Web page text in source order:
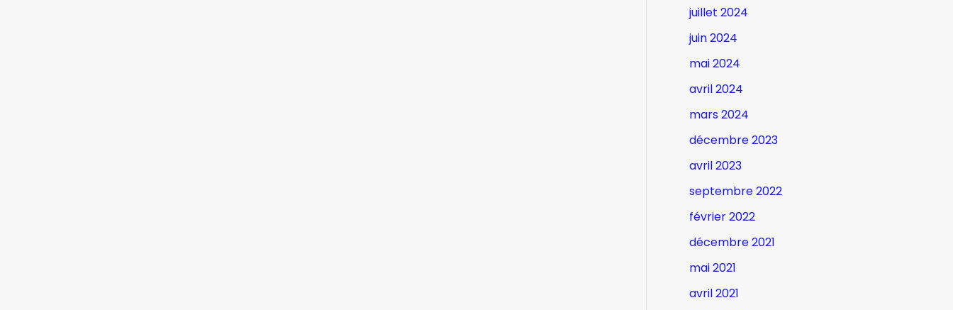
juillet 2024
juin 2024
mai 2024
avril 2024
mars 2024
décembre 2023
avril 2023
septembre 2022
février 2022
décembre 2021
mai 2021
avril 2021